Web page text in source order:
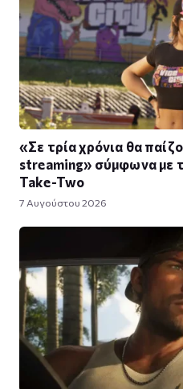
«Σε τρία χρόνια θα
streaming» σύμφωνα με
Take-Two
7 Αυγούστου 2026